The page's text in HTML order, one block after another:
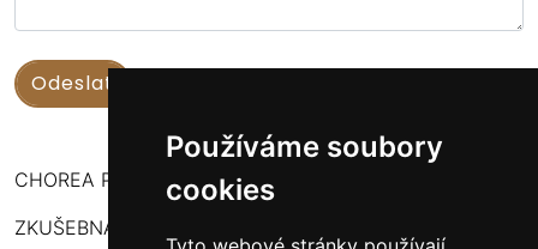
Používáme soubory
cookies
CHOREA PUERI USTENSIS
ZKUŠEBNA: